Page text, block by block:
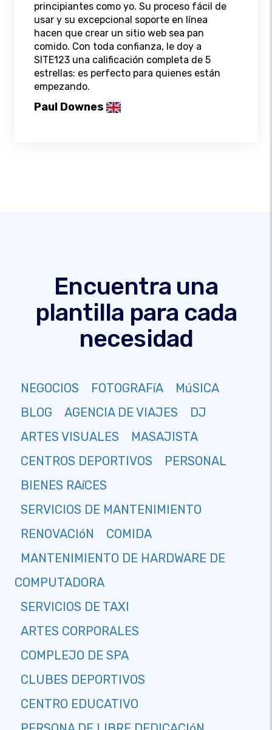
principiantes como yo. Su proceso fácil de
usar y su excepcional soporte en línea
hacen que crear un sitio web sea pan
comido. Con toda confianza, le doy a
SITE123 una calificación completa de 5
estrellas: es perfecto para quienes están
empezando.
Paul Downes
Encuentra una
plantilla para cada
necesidad
NEGOCIOS FOTOGRAFíA
MúSICA
BLOG
AGENCIA DE VIAJES
DJ
ARTES VISUALES
MASAJISTA
CENTROS DEPORTIVOS
PERSONAL
BIENES RAíCES
SERVICIOS DE MANTENIMIENTO
RENOVACIóN
COMIDA
MANTENIMIENTO DE HARDWARE DE
COMPUTADORA
SERVICIOS DE TAXI
ARTES CORPORALES
COMPLEJO DE SPA
CLUBES DEPORTIVOS
CENTRO EDUCATIVO